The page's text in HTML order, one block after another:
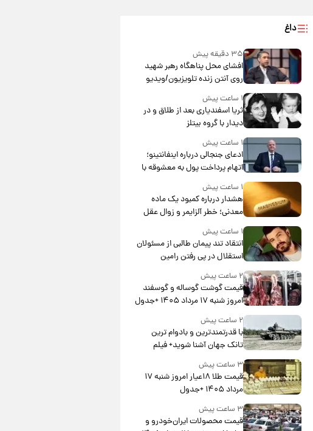
داغ
۳۵ دقیقه پیش
افشای محل پناهگاه‌ رهبر شهید
روی آنتن زنده تلویزیون/ویدیو
۱ ساعت پیش
ثریا اسفندیاری بعد از طلاق و در
دیدار با گروه بیتلز
۱ ساعت پیش
ادعای جنجالی درباره اینفانتینو؛
اتهام پرداخت پول به معشوقه با
درآمد یوفا
۱ ساعت پیش
هشدار درباره کمبود یک ماده
معدنی؛ خطر آلزایمر و زوال عقل
افزایش می‌یابد؟
۱ ساعت پیش
انتقاد تند پیمان طالبی از مسئولان
استقلال در پی رفتن رامین
۲ ساعت پیش
قیمت گوشت گوساله و گوسفند
امروز شنبه ۱۷ مرداد ۱۴۰۵ +جدول
۲ ساعت پیش
با قدرتمندترین و بادوام ترین
تانک جهان آشنا شوید+ فیلم
۳ ساعت پیش
قیمت طلا ۱۸عیار امروز شنبه ۱۷
مرداد ۱۴۰۵ +جدول
۳ ساعت پیش
قیمت محصولات ایران‌خودرو و